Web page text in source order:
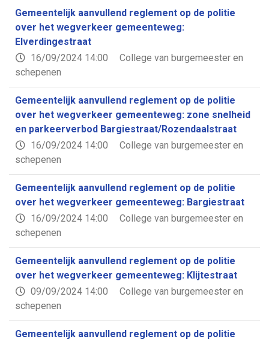
Gemeentelijk aanvullend reglement op de politie
over het wegverkeer gemeenteweg:
Elverdingestraat
16/09/2024 14:00
College van burgemeester en
schepenen
Gemeentelijk aanvullend reglement op de politie
over het wegverkeer gemeenteweg: zone snelheid
en parkeerverbod Bargiestraat/Rozendaalstraat
16/09/2024 14:00
College van burgemeester en
schepenen
Gemeentelijk aanvullend reglement op de politie
over het wegverkeer gemeenteweg: Bargiestraat
16/09/2024 14:00
College van burgemeester en
schepenen
Gemeentelijk aanvullend reglement op de politie
over het wegverkeer gemeenteweg: Klijtestraat
09/09/2024 14:00
College van burgemeester en
schepenen
Gemeentelijk aanvullend reglement op de politie